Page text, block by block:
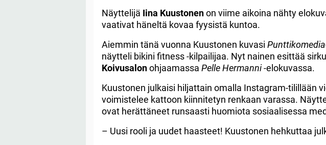
Näyttelijä Iina Kuustonenon viime aikoina nähty
vaativat häneltä kovaa fyysistä kuntoa.
Aiemmin tänä vuonna Kuustonen kuvasi Punttikomedia
näytteli bikini fitness -kilpailijaa. Nyt nainen esittää
Koivusalonohjaamassa PelleHermanni-elokuvassa.
Kuustonen julkaisi hiljattain omalla Instagram-tilillään
voimistelee kattoon kiinnitetyn renkaan varassa.
ovat herättäneet runsaasti huomiota sosiaalisessa
– Uusi rooli ja uudet haasteet! Kuustonen hehkuttaa